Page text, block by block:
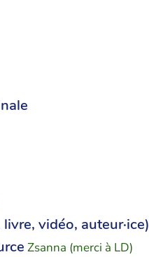
vidéo, auteur·ice)
Zsanna (merci à LD)